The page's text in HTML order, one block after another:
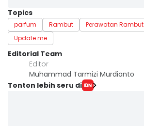
Topics
parfum Rambut Perawatan Rambut
Update me
Editorial Team
Editor
Muhammad Tarmizi Murdianto
Tonton lebih seru di